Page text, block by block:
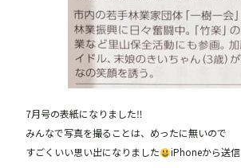
7月号の表紙になりました‼︎
みんなで写真を撮ることは、めったに無いので
すごくいい思い出になりました
iPhoneから送信